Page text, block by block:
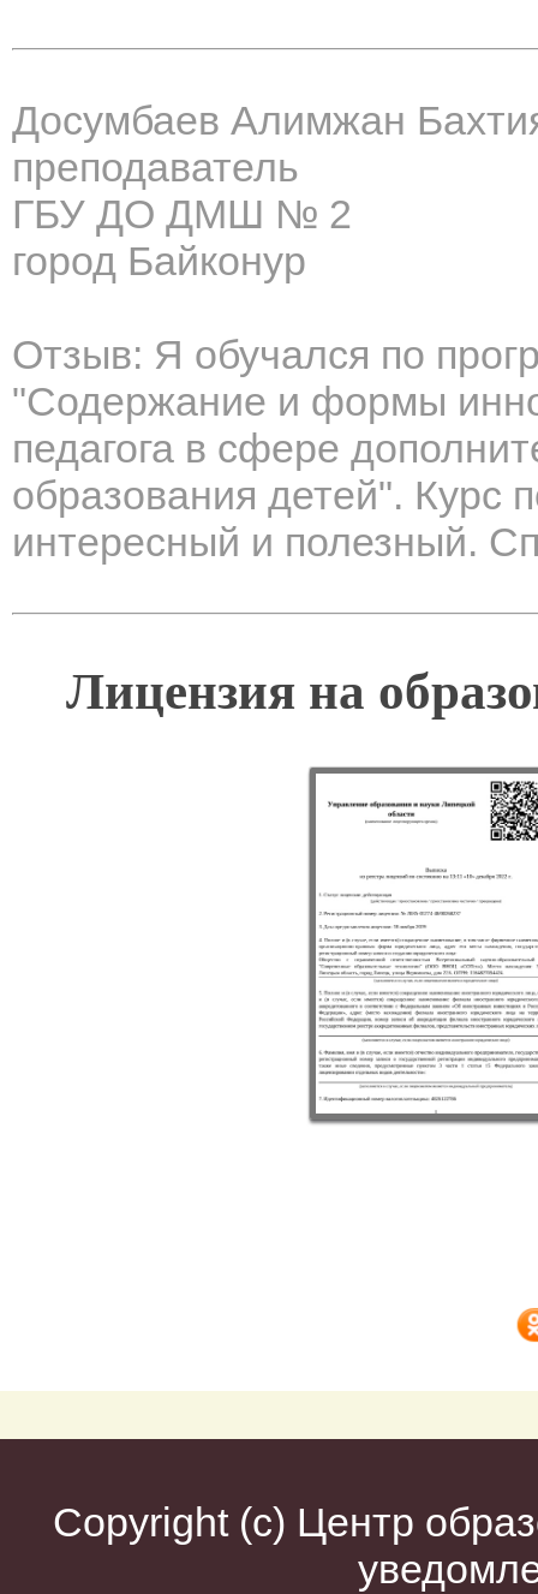
Досумбаев Алимжан
преподаватель
ГБУ ДО ДМШ № 2
город Байконур
Отзыв: Я обучался по
"Содержание и формы
педагога в сфере
образования детей". Курс
интересный и полезный.
Лицензия на
Copyright (c) Центр